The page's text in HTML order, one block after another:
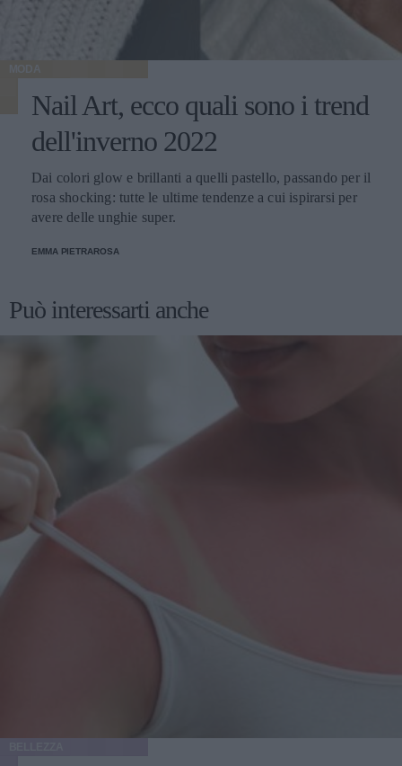
MODA
Nail Art, ecco quali sono i trend
dell'inverno 2022
Dai colori glow e brillanti a quelli pastello, passando per il
rosa shocking: tutte le ultime tendenze a cui ispirarsi per
avere delle unghie super.
EMMA PIETRAROSA
Può interessarti anche